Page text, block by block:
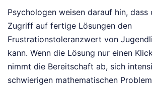
Psychologen weisen darauf hin, dass
Zugriff auf fertige Lösungen den
Frustrationstoleranzwert von
kann. Wenn die Lösung nur einen
nimmt die Bereitschaft ab, sich
schwierigen mathematischen Problem